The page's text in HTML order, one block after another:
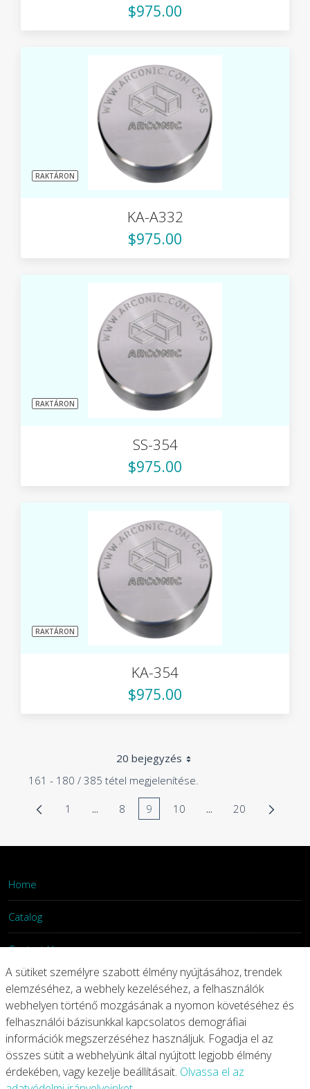
$975.00
RAKTÁRON
KA-A332
$975.00
RAKTÁRON
SS-354
$975.00
RAKTÁRON
KA-354
$975.00
20 bejegyzés
161 - 180 / 385 tétel megjelenítése.
Oldal
1 ...Köztes oldalak Navigáljon a TAB billentyűvel.
Oldal
8 Oldal
9 Oldal
10 ...Köztes oldalak
Oldal
20
Home
Catalog
Contact Us
Login
Home Catalog Contact Us
Copyright © 2026 Arconic
A sütiket személyre szabott élmény nyújtásához, trendek
elemzéséhez, a webhely kezeléséhez, a felhasználók
webhelyen történő mozgásának a nyomon követéséhez és
felhasználói bázisunkkal kapcsolatos demográfiai
információk megszerzéséhez használjuk. Fogadja el az
összes sütit a webhelyünk által nyújtott legjobb élmény
érdekében, vagy kezelje beállításait. Olvassa el az